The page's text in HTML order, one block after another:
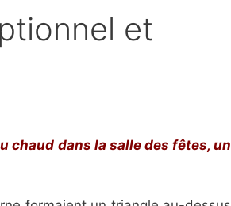
et
chaud dans la salle des fêtes, un